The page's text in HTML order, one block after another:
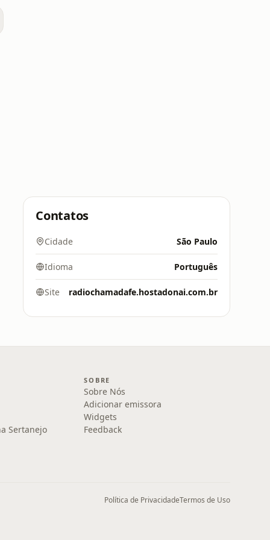
Contatos
Cidade São Paulo
Idioma Português
Site radiochamadafe.hostadonai.com.br
Sertanejo
SOBRE
Sobre Nós
Adicionar emissora
Widgets
Feedback
Política de PrivacidadeTermos de Uso